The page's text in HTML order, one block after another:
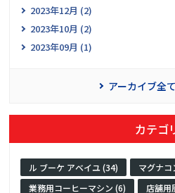
2023年12月 (2)
2023年10月 (2)
2023年09月 (1)
アーカイブ全
カテゴ
ル ブーケ アベイユ (34)
マグナコ
業務用コーヒーマシン (6)
店舗用